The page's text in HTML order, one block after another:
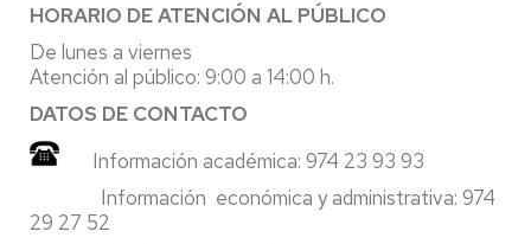
HORARIO DE ATENCIÓN AL PÚBLICO
De lunes a viernes
Atención al público: 9:00 a 14:00 h.
DATOS DE CONTACTO
Información académica: 974 23 93 93
Información económica y administrativa: 974
29 27 52